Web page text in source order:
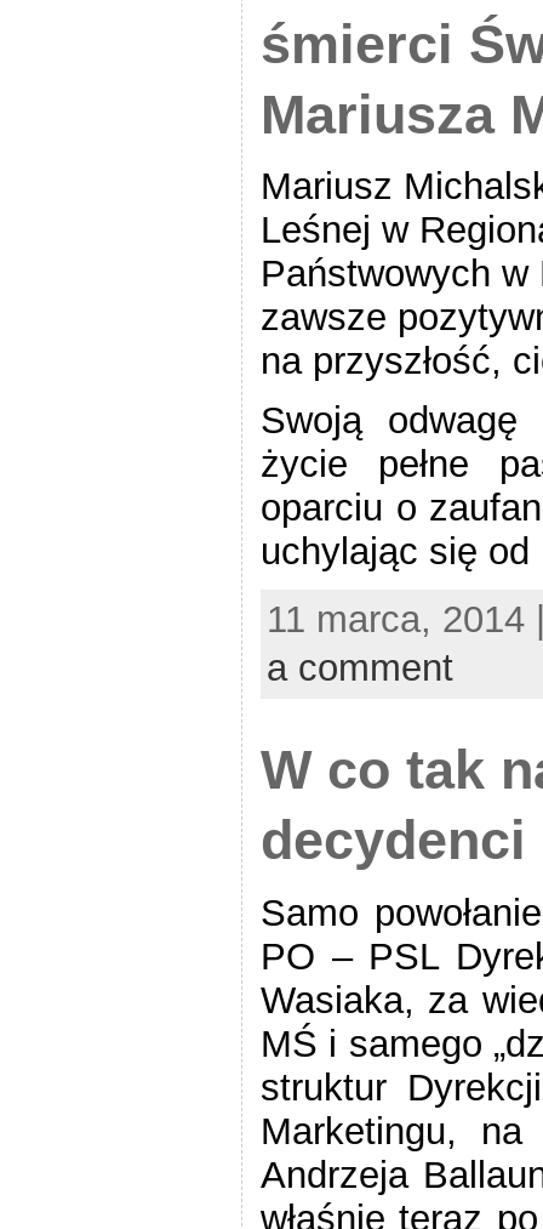
śmierci
Mariusza
Mariusz
Leśnej w
Państwowych w
zawsze
na przyszłość,
Swoją odwagę
życie pełne
oparciu o
uchylając się
11 marca,
a comment
W co tak
Samo
PO – PSL
Wasiaka, za
MŚ i samego
struktur
Marketingu,
Andrzeja
właśnie teraz